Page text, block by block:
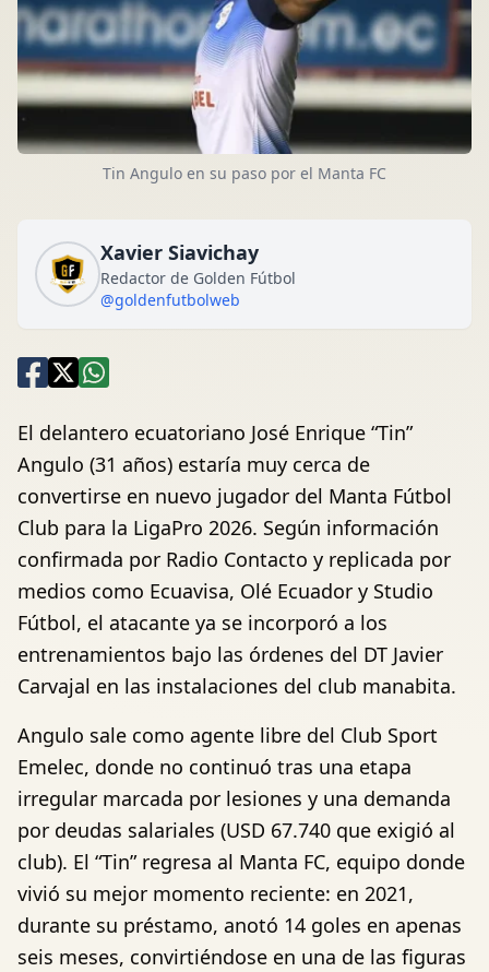
Tin Angulo en su paso por el Manta FC
Xavier Siavichay
Redactor de Golden Fútbol
@goldenfutbolweb
El delantero ecuatoriano José Enrique “Tin”
Angulo (31 años) estaría muy cerca de
convertirse en nuevo jugador del Manta Fútbol
Club para la LigaPro 2026. Según información
confirmada por Radio Contacto y replicada por
medios como Ecuavisa, Olé Ecuador y Studio
Fútbol, el atacante ya se incorporó a los
entrenamientos bajo las órdenes del DT Javier
Carvajal en las instalaciones del club manabita.
Angulo sale como agente libre del Club Sport
Emelec, donde no continuó tras una etapa
irregular marcada por lesiones y una demanda
por deudas salariales (USD 67.740 que exigió al
club). El “Tin” regresa al Manta FC, equipo donde
vivió su mejor momento reciente: en 2021,
durante su préstamo, anotó 14 goles en apenas
seis meses, convirtiéndose en una de las figuras